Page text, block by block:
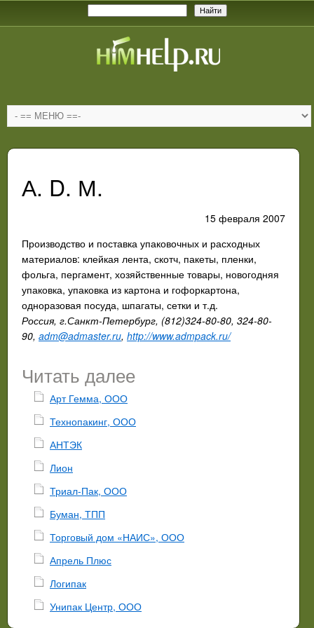
А. D. М.
15 февраля 2007
Производство и поставка упаковочных и расходных
материалов: клейкая лента, скотч, пакеты, пленки,
фольга, пергамент, хозяйственные товары, новогодняя
упаковка, упаковка из картона и гофоркартона,
одноразовая посуда, шпагаты, сетки и т.д.
Россия, г.Санкт-Петербург, (812)324-80-80, 324-80-
90, adm@admaster.ru, http://www.admpack.ru/
Читать далее
Арт Гемма, ООО
Технопакинг, ООО
АНТЭК
Лион
Триал-Пак, ООО
Буман, ТПП
Торговый дом «НАИС», ООО
Апрель Плюс
Логипак
Унипак Центр, ООО